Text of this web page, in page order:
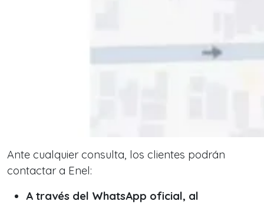
Ante cualquier consulta, los clientes podrán
contactar a Enel:
A través del WhatsApp oficial, al